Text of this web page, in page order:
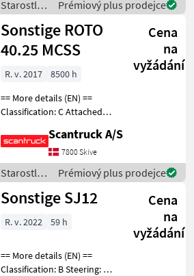
speed up/
Starostlivosť
o stromy /
Sonstige
Prémiový plus prodejce
Sonstige ROTO
40.25 MCSS
Cena
na
vyžádání
R. v. 2017
8500 h
== More details (EN) ==
Classification: C Attached
loading/telescopic arm:
Man platform, Jib, jibwinch
Attached equipment, forks:
Hydr gafflar Wheel fr
Scantruck A/S
7800 Skive
Starostlivosť
o stromy /
Sonstige
Prémiový plus prodejce
Sonstige SJ12
Cena
na
vyžádání
R. v. 2022 59 h
== More details (EN) ==
Classification: B Steering: 2